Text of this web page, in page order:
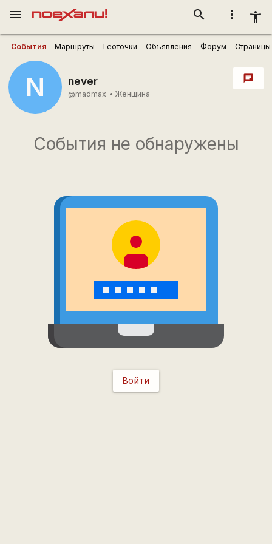
more_vert accessibility_new
search
menu
События Маршруты Геоточки Объявления Форум Страницы
N never
@madmax • Женщина
chat
События не обнаружены
Войти